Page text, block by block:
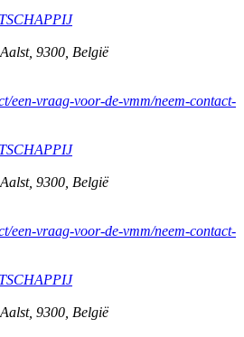
Aalst, 9300 België
een-vraag-voor-de-vmm/neem-contact-
Aalst, 9300 België
een-vraag-voor-de-vmm/neem-contact-
Aalst, 9300 België